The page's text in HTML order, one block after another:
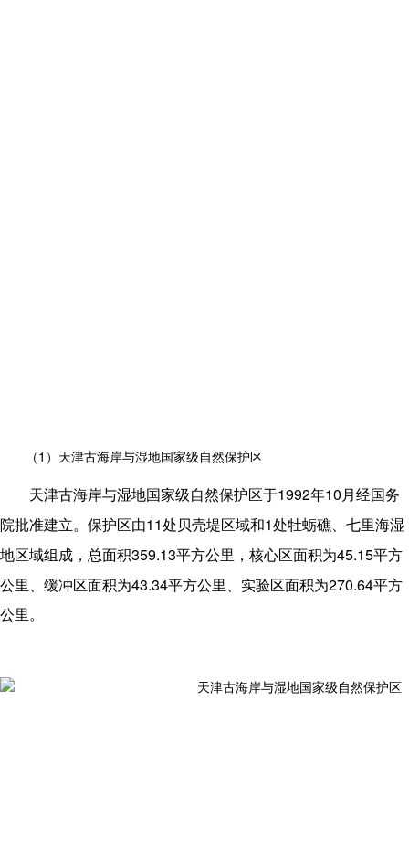
（1 ）天津古海岸与湿地国家级自然保护区
天津古海岸与湿地国家级自然保护区于1992年10 月经国务
院批准建立。保护区由11处贝壳堤区域和1处牡蛎礁、七里海湿
地区域组成，总面积359.13平方公里，核心区面积为45.15平方
公里、缓冲区面积为43.34平方公里、实验区面积为270.64平方
公里。